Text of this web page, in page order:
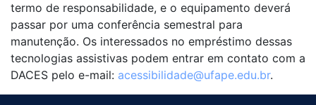
termo de responsabilidade, e o equipamento deverá
passar por uma conferência semestral para
manutenção. Os interessados no empréstimo dessas
tecnologias assistivas podem entrar em contato com a
DACES pelo e-mail: acessibilidade@ufape.edu.br.